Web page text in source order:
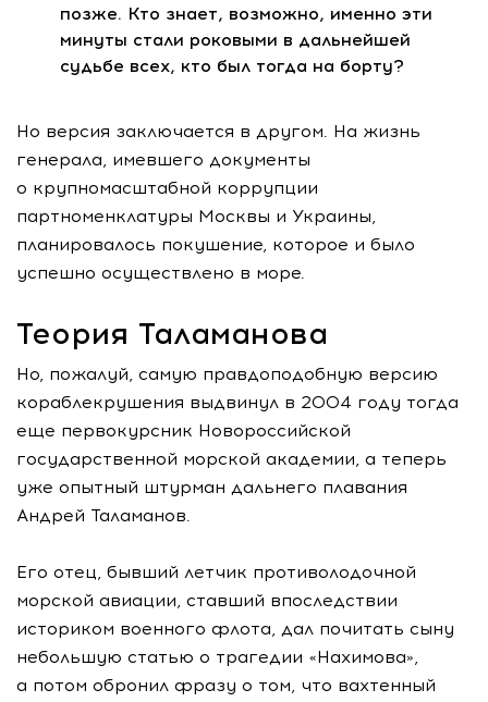
позже. Кто знает, возможно, именно эти
минуты стали роковыми в дальнейшей
судьбе всех, кто был тогда на борту?
Но версия заключается в другом. На жизнь
генерала, имевшего документы
о крупномасштабной коррупции
партноменклатуры Москвы и Украины,
планировалось покушение, которое и было
успешно осуществлено в море.
Теория Таламанова
Но, пожалуй, самую правдоподобную версию
кораблекрушения выдвинул в 2004 году тогда
еще первокурсник Новороссийской
государственной морской академии, а теперь
уже опытный штурман дальнего плавания
Андрей Таламанов.
Его отец, бывший летчик противолодочной
морской авиации, ставший впоследствии
историком военного флота, дал почитать сыну
небольшую статью о трагедии «Нахимова»,
а потом обронил фразу о том, что вахтенный